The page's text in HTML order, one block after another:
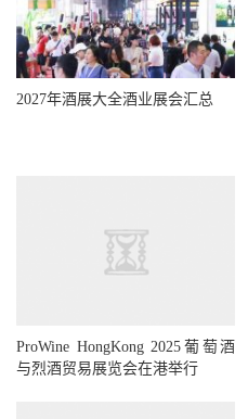
2027年酒展大全酒业展会汇总
ProWine HongKong 2025葡萄酒
与烈酒贸易展览会在港举行